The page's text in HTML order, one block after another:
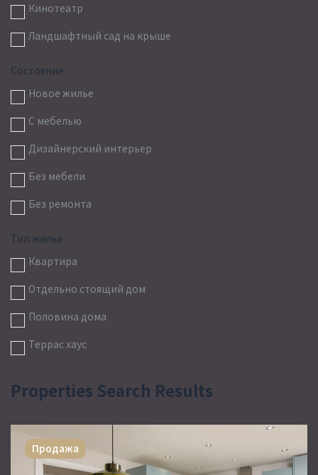
Кинотеатр
Ландшафтный сад на крыше
Состояние
Новое жилье
С мебелью
Дизайнерский интерьер
Без мебели
Без ремонта
Тип жилья
Квартира
Отдельно стоящий дом
Половина дома
Террас хаус
Properties Search Results
Продажа